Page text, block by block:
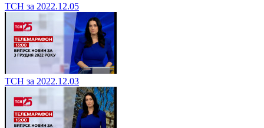
ТСН за 2022.12.05
ТСН за 2022.12.03